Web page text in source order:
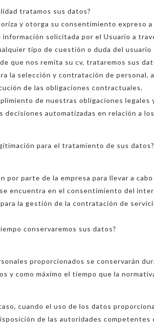
tratamos sus datos?
y otorga su consentimiento expreso
información solicitada por el Usuario a
tipo de cuestión o duda del
que nos remita su cv, trataremos sus
la selección y contratación de
de las obligaciones contractuales.
de nuestras obligaciones
decisiones automatizadas en relación a
para el tratamiento de sus datos?
por parte de la empresa para llevar a
encuentra en el consentimiento del
la gestión de la contratación de
conservaremos sus datos?
proporcionados se conservarán
y como máximo el tiempo que la
cuando el uso de los datos
de las autoridades